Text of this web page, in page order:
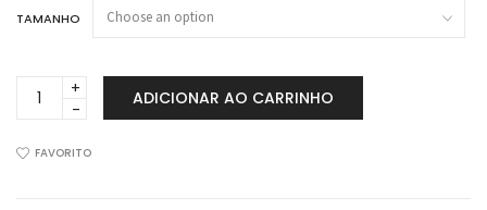
TAMANHO
Meia
Lupo
Minnie
ADICIONAR AO CARRINHO
FAVORITO